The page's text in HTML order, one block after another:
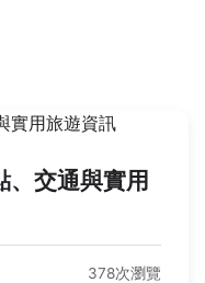
、交通與實用
378次瀏覽